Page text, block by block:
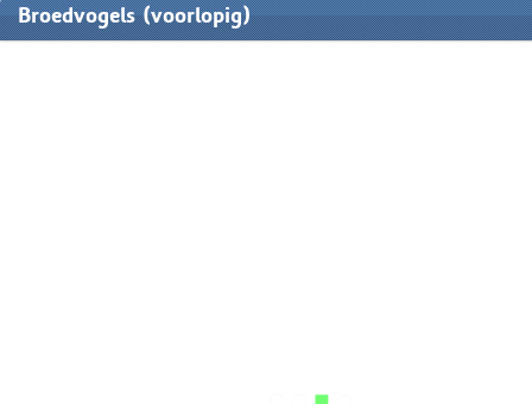
Broedvogels (voorlopig)